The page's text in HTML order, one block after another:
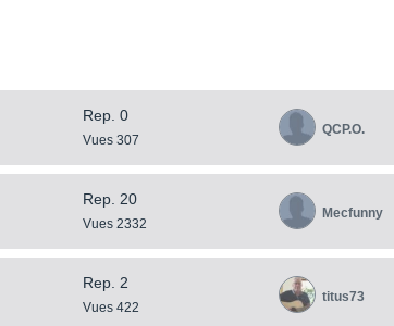
Rep. 0
Vues 307
QCP.O.
Rep. 20
Vues 2332
Mecfunny
Rep. 2
Vues 422
titus73